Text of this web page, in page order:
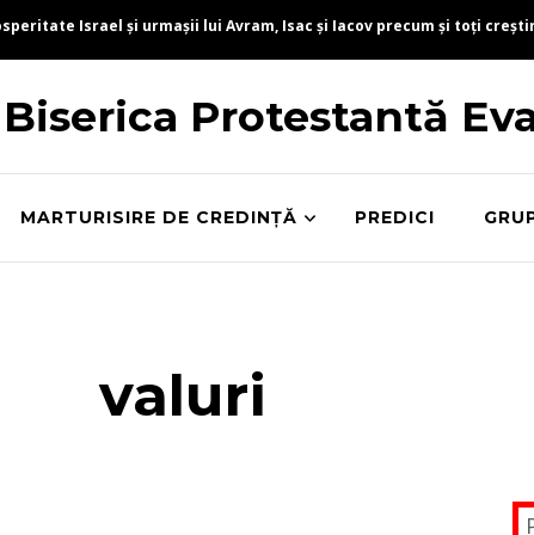
Israel și urmașii lui Avram, Isac și Iacov precum și toți
Biserica Protestantă
MARTURISIRE DE CREDINȚĂ PREDICI
valuri